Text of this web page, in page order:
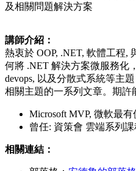
及相關問題解決方案
講師介紹：
熱衷於 OOP, .NET, 軟體工程,
何將 .NET 解決方案微服務化
devops, 以及分散式系統等主
相關主題的一系列文章。期許
Microsoft MVP, 微軟最
曾任: 資策會 雲端系列課
相關連結：